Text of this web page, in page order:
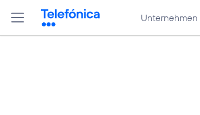
Unternehmen